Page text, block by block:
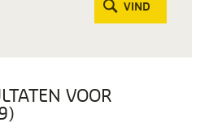
VIND
VOOR